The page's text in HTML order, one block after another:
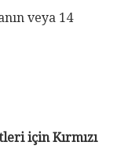
veya 14
için Kırmızı